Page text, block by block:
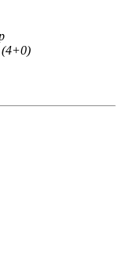
(4+0)